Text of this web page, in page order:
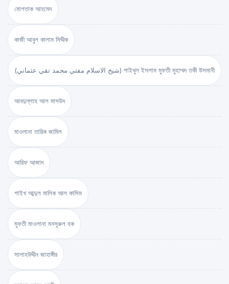
মোশতাক আহমেদ
কাজী আবুল কালাম সিদ্দীক
(شيخ الاسلام مفتي محمد تقي عثماني) শাইখুল ইসলাম মুফতী মুহাম্মদ তকী উসমানী
আবদুল্লাহ আল মাসউদ
মাওলানা তারিক জামিল
আরিফ আজাদ
শাইখ আব্দুল মালিক আল কাসিম
মুফতী মাওলানা মনসূরুল হক
সালাহউদ্দীন জাহাঙ্গীর